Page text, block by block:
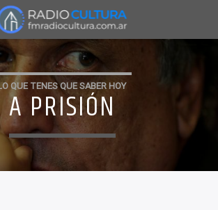
QUE TENES QUE SABER HOY
A PRISIÓN